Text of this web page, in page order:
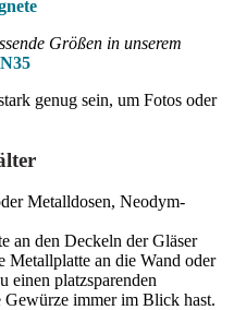
Größen in unserem
genug sein, um Fotos oder
Metalldosen, Neodym-
an den Deckeln der Gläser
Metallplatte an die Wand oder
einen platzsparenden
immer im Blick hast.